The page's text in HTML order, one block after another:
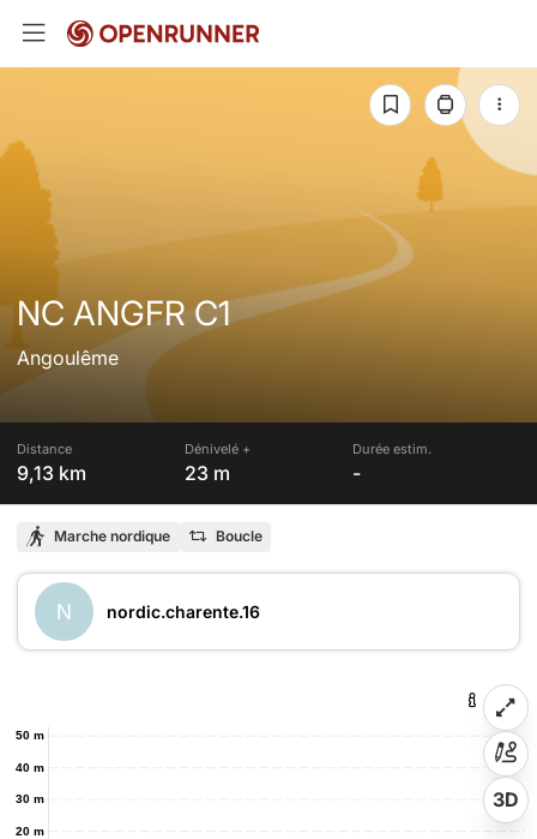
NC ANGFR C1
Angoulême
Distance
9,13 km
Dénivelé +
23 m
Durée estim.
-
Marche nordique Boucle
N nordic.charente.16
20 m
30 m
40 m
50 m
3D